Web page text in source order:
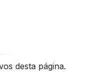
desta página.